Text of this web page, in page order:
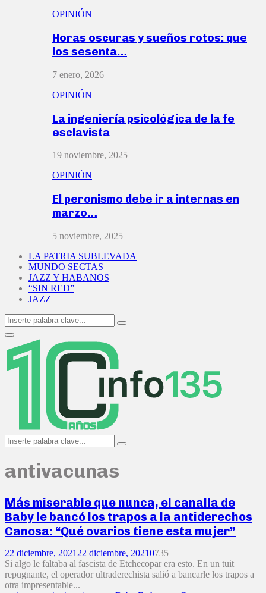
OPINIÓN
Horas oscuras y sueños rotos: que
los sesenta…
7 enero, 2026
OPINIÓN
La ingeniería psicológica de la fe
esclavista
19 noviembre, 2025
OPINIÓN
El peronismo debe ir a internas en
marzo…
5 noviembre, 2025
LA PATRIA SUBLEVADA
MUNDO SECTAS
JAZZ Y HABANOS
“SIN RED”
JAZZ
Search
for:
Search
Primary
Menu
Search
for:
Search
antivacunas
Más miserable que nunca, el canalla de
Baby le bancó los trapos a la antiderechos
Canosa: “Qué ovarios tiene esta mujer”
22 diciembre, 2021 22 diciembre, 20210735
Si algo le faltaba al fascista de Etchecopar era esto. En un tuit
repugnante, el operador ultraderechista salió a bancarle los trapos a
otra impresentable...